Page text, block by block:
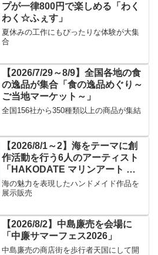
プが一律800円で楽しめる「わく
わく☆ふぇす」
夏休みの工作にもぴったりな体験が大集
合
【2026/7/29～8/9】全国各地の食
の逸品が集合「食の逸品めぐり～
ご当地マーケット～」
全国156社から350種類以上の商品が集結
【2026/8/1～2】海をテーマに創
作活動を行う6人のアーティスト
「HAKODATE マリンアート ～
波と光が織りなす癒しの空間～」
海の魅力を表現したハンドメイド作品を
展示販売
【2026/8/2】中島廉売を会場に
「中廉サマーフェス2026」
中島廉売の商店街を歩行者天国にして開